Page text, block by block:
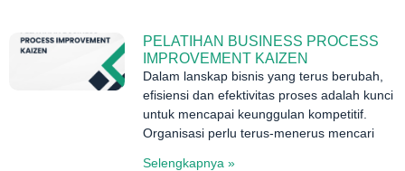
PELATIHAN BUSINESS PROCESS
IMPROVEMENT KAIZEN
Dalam lanskap bisnis yang terus berubah,
efisiensi dan efektivitas proses adalah kunci
untuk mencapai keunggulan kompetitif.
Organisasi perlu terus-menerus mencari
Selengkapnya »